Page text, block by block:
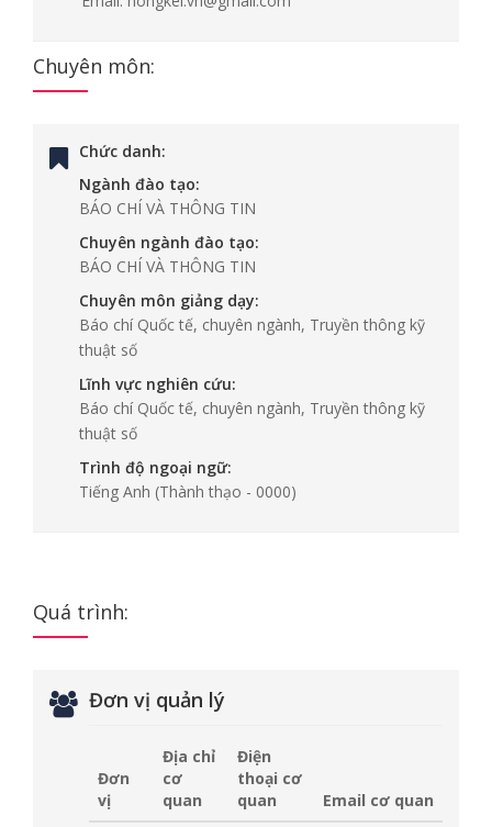
Chuyên môn:
Chức danh:
Ngành đào tạo:
BÁO CHÍ VÀ THÔNG TIN
Chuyên ngành đào tạo:
BÁO CHÍ VÀ THÔNG TIN
Chuyên môn giảng dạy:
Báo chí Quốc tế, chuyên ngành, Truyền thông kỹ
thuật số
Lĩnh vực nghiên cứu:
Báo chí Quốc tế, chuyên ngành, Truyền thông kỹ
thuật số
Trình độ ngoại ngữ:
Tiếng Anh (Thành thạo - 0000)
Quá trình:
Đơn vị quản lý
Đơn
vị
Địa chỉ
cơ
quan
Điện
thoại cơ
quan
Email cơ quan